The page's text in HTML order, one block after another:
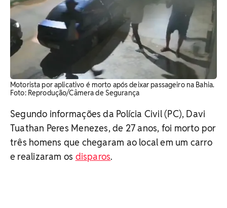
Motorista por aplicativo é morto após deixar passageiro na Bahia.
Foto: Reprodução/Câmera de Segurança
Segundo informações da Polícia Civil (PC), Davi
Tuathan Peres Menezes, de 27 anos, foi morto por
três homens que chegaram ao local em um carro
e realizaram os disparos.